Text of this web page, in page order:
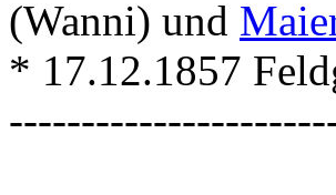
(Wanni) und
* 17.12.1857